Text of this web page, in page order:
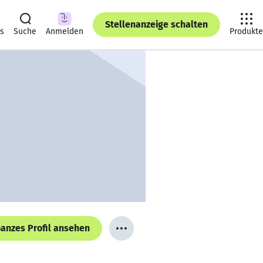
Suche Anmelden
Stellenanzeige schalten
Produkte
Profil ansehen